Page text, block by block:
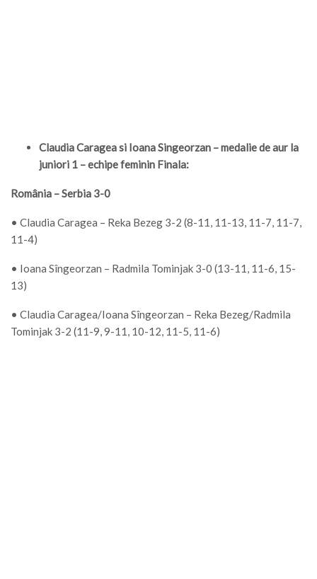
Claudia Caragea si Ioana Singeorzan – medalie de aur la
juniori 1 – echipe feminin Finala:
România – Serbia 3-0
• Claudia Caragea – Reka Bezeg 3-2 (8-11, 11-13, 11-7, 11-7,
11-4)
• Ioana Sîngeorzan – Radmila Tominjak 3-0 (13-11, 11-6, 15-
13)
• Claudia Caragea/Ioana Sîngeorzan – Reka Bezeg/Radmila
Tominjak 3-2 (11-9, 9-11, 10-12, 11-5, 11-6)